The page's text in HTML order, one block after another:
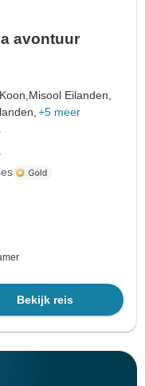
avontuur
Misool Eilanden,
+5 meer
Bekijk reis